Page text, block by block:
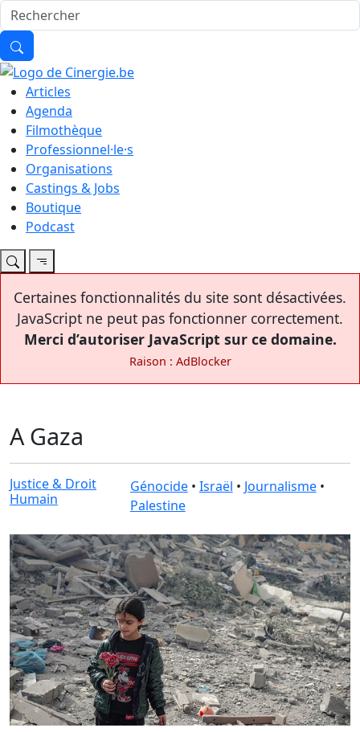
Articles
Agenda
Filmothèque
Professionnel·le·s
Organisations
Castings & Jobs
Boutique
Podcast
Certaines fonctionnalités du site sont désactivées.
JavaScript ne peut pas fonctionner correctement.
Merci d’autoriser JavaScript sur ce domaine.
Raison : AdBlocker
A Gaza
Justice & Droit
Humain
Génocide• Israël • Journalisme•
Palestine